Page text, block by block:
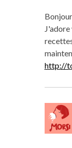
http://